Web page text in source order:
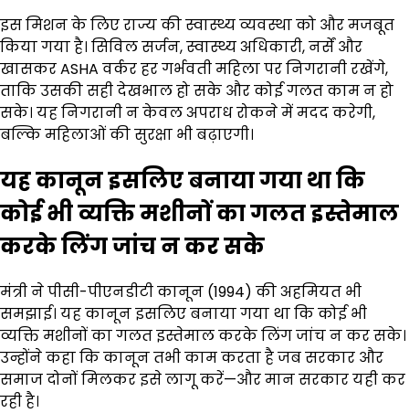
इस मिशन के लिए राज्य की स्वास्थ्य व्यवस्था को और मजबूत
किया गया है। सिविल सर्जन, स्वास्थ्य अधिकारी, नर्सें और
खासकर ASHA वर्कर हर गर्भवती महिला पर निगरानी रखेंगे,
ताकि उसकी सही देखभाल हो सके और कोई गलत काम न हो
सके। यह निगरानी न केवल अपराध रोकने में मदद करेगी,
बल्कि महिलाओं की सुरक्षा भी बढ़ाएगी।
यह कानून इसलिए बनाया गया था कि
कोई भी व्यक्ति मशीनों का गलत इस्तेमाल
करके लिंग जांच न कर सके
मंत्री ने पीसी-पीएनडीटी कानून (1994) की अहमियत भी
समझाई। यह कानून इसलिए बनाया गया था कि कोई भी
व्यक्ति मशीनों का गलत इस्तेमाल करके लिंग जांच न कर सके।
उन्होंने कहा कि कानून तभी काम करता है जब सरकार और
समाज दोनों मिलकर इसे लागू करें—और मान सरकार यही कर
रही है।